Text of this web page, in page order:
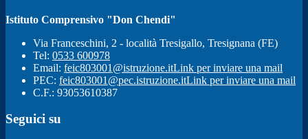
Istituto Comprensivo "Don Chendi"
Via Franceschini, 2 - località Tresigallo, Tresignana (FE)
Tel: 0533 600978
Email: feic803001@istruzione.itLink per inviare una mail
PEC: feic803001@pec.istruzione.itLink per inviare una mail
C.F.: 93053610387
Seguici su